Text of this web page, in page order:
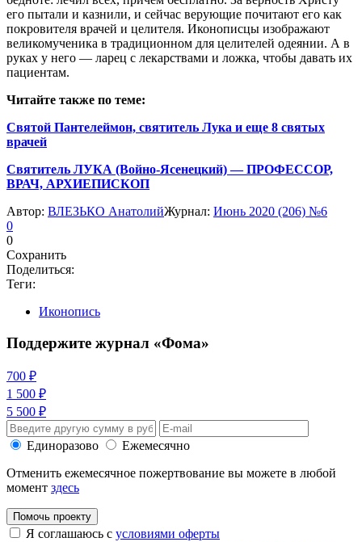
его пытали и казнили, и сейчас верующие почитают его как
покровителя врачей и целителя. Иконописцы изображают
великомученика в традиционном для целителей одеянии. А в
руках у него — ларец с лекарствами и ложка, чтобы давать их
пациентам.
Читайте также по теме:
Святой Пантелеймон, святитель Лука и еще 8 святых
врачей
Святитель ЛУКА (Войно-Ясенецкий) — ПРОФЕССОР,
ВРАЧ, АРХИЕПИСКОП
Автор: ВЛЕЗЬКО АнатолийЖурнал: Июнь 2020 (206) №6
0
0
Сохранить
Поделиться:
Теги:
Иконопись
Поддержите журнал «Фома»
700 ₽
1 500 ₽
5 500 ₽
Единоразово
Ежемесячно
Отменить ежемесячное пожертвование вы можете в любой
момент здесь
Помочь проекту
Я соглашаюсь с условиями оферты